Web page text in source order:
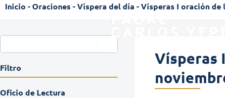
Inicio -Oraciones -Víspera del día -Vísperas I oración de
Filtro
Oficio de Lectura
Vísperas